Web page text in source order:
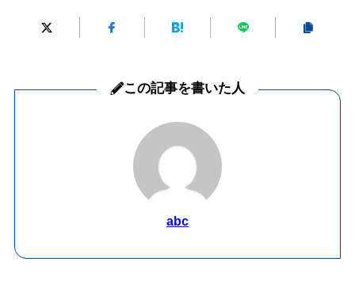
この記事を書いた人
abc